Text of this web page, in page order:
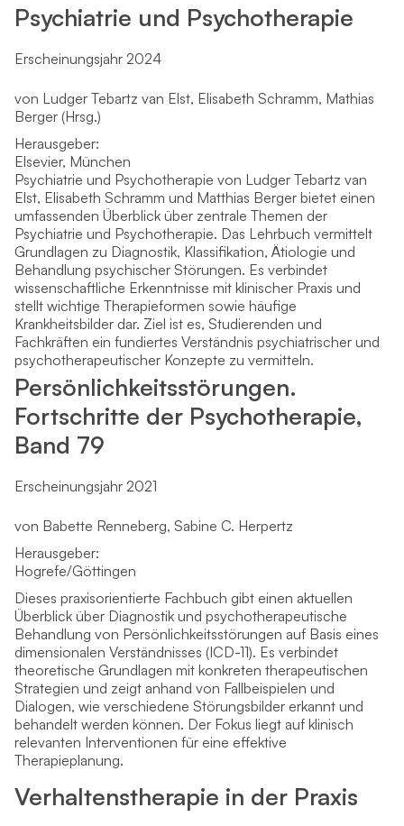
Psychiatrie und Psychotherapie
Erscheinungsjahr 2024
von Ludger Tebartz van Elst, Elisabeth Schramm, Mathias
Berger (Hrsg.)
Herausgeber:
Elsevier, München
Psychiatrie und Psychotherapie von Ludger Tebartz van
Elst, Elisabeth Schramm und Matthias Berger bietet einen
umfassenden Überblick über zentrale Themen der
Psychiatrie und Psychotherapie. Das Lehrbuch vermittelt
Grundlagen zu Diagnostik, Klassifikation, Ätiologie und
Behandlung psychischer Störungen. Es verbindet
wissenschaftliche Erkenntnisse mit klinischer Praxis und
stellt wichtige Therapieformen sowie häufige
Krankheitsbilder dar. Ziel ist es, Studierenden und
Fachkräften ein fundiertes Verständnis psychiatrischer und
psychotherapeutischer Konzepte zu vermitteln.
Persönlichkeitsstörungen.
Fortschritte der Psychotherapie,
Band 79
Erscheinungsjahr 2021
von Babette Renneberg, Sabine C. Herpertz
Herausgeber:
Hogrefe/Göttingen
Dieses praxisorientierte Fachbuch gibt einen aktuellen
Überblick über Diagnostik und psychotherapeutische
Behandlung von Persönlichkeitsstörungen auf Basis eines
dimensionalen Verständnisses (ICD-11). Es verbindet
theoretische Grundlagen mit konkreten therapeutischen
Strategien und zeigt anhand von Fallbeispielen und
Dialogen, wie verschiedene Störungsbilder erkannt und
behandelt werden können. Der Fokus liegt auf klinisch
relevanten Interventionen für eine effektive
Therapieplanung.
Verhaltenstherapie in der Praxis